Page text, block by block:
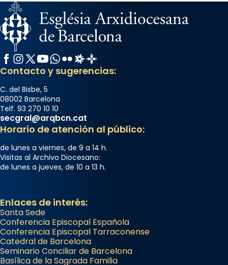
Facebook
Instagram
X / Twitter
YouTube
WhatsApp
FlickrRadio Estel
Catalunya Cristiana
Contacto y sugerencias:
C. del Bisbe, 5
08002 Barcelona
Telf. 93 270 10 10
secgral@arqbcn.cat
Horario de atención al público:
de lunes a viernes, de 9 a 14 h.
Visitas al Archivo Diocesano:
de lunes a jueves, de 10 a 13 h.
Enlaces de interés:
Santa Sede
Conferencia Episcopal Española
Conferencia Episcopal Tarraconense
Catedral de Barcelona
Seminario Conciliar de Barcelona
Basílica de la Sagrada Familia